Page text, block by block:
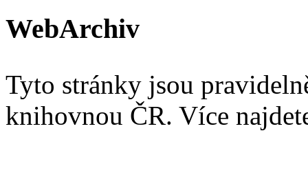
WebArchiv
Tyto stránky jsou
knihovnou ČR. Více